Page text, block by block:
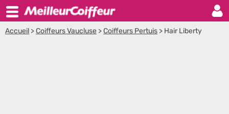
Accueil >Coiffeurs Vaucluse >Coiffeurs Pertuis > Hair Liberty